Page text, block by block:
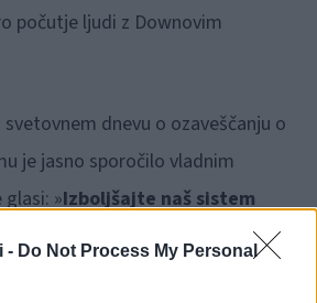
- Do Not Process My Personal
počutje ljudi z Downovim
dnevu o ozaveščanju o
je jasno sporočilo vladnim
»Izboljšajte naš sistem
omogočite kvalitetnejše življenje